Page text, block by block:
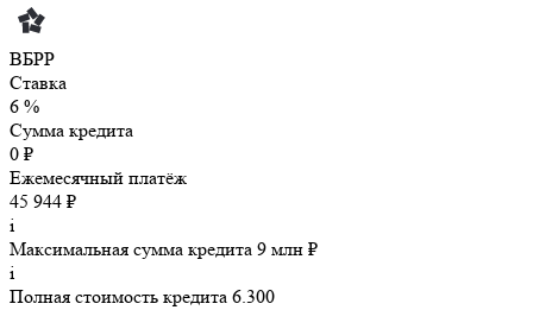
ВБРР
Ставка
6 %
Сумма кредита
0 ₽
Ежемесячный платёж
45 944 ₽
i
Максимальная сумма кредита 9 млн ₽
i
Полная стоимость кредита 6.300